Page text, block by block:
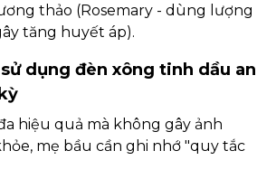
thảo (Rosemary - dùng lượng
tăng huyết áp).
dụng đèn xông tinh dầu an
hiệu quả mà không gây ảnh
mẹ bầu cần ghi nhớ "quy tắc